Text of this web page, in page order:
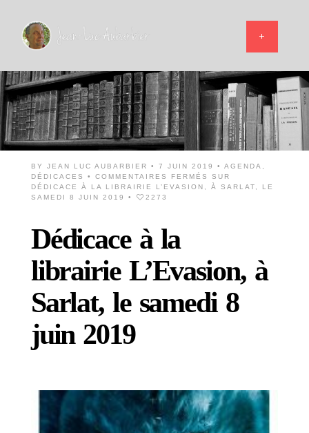
BY JEAN LUC AUBARBIER • 7 JUIN 2019 • AGENDA
DÉDICACES
• COMMENTAIRES FERMÉS
SUR
DÉDICACE À LA LIBRAIRIE L’EVASION, À SARLAT, LE
SAMEDI 8 JUIN 2019
• 2273
Dédicace à la
librairie L’Evasion, à
Sarlat, le samedi 8
juin 2019